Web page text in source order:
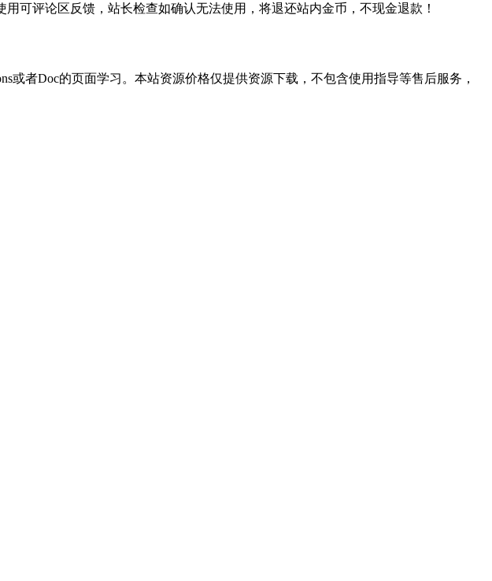
可评论区反馈，站长检查如确认无法使用，将退还站内金币，不现金退款！
或者Doc的页面学习。本站资源价格仅提供资源下载，不包含使用指导等售后服务，